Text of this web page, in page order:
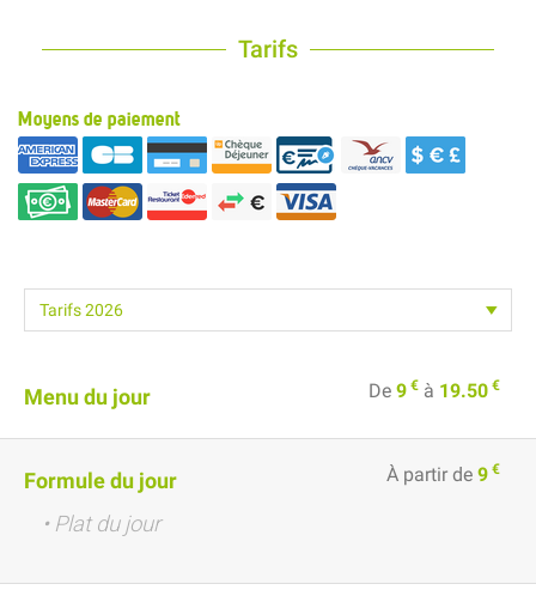
Tarifs
Moyens de paiement
Menu du jour De 9 € à 19.50 €
Formule du jour À partir de 9 €
• Plat du jour